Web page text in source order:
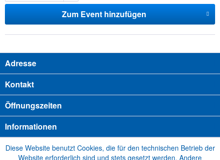
Zum Event hinzufügen
Adresse
Kontakt
Öffnungszeiten
Informationen
Diese Website benutzt Cookies, die für den technischen Betrieb der
Website erforderlich sind und stets gesetzt werden. Andere